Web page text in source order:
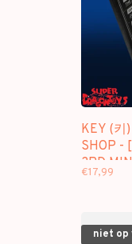
KEY (키
SHOP -
3RD
€17,99
niet op